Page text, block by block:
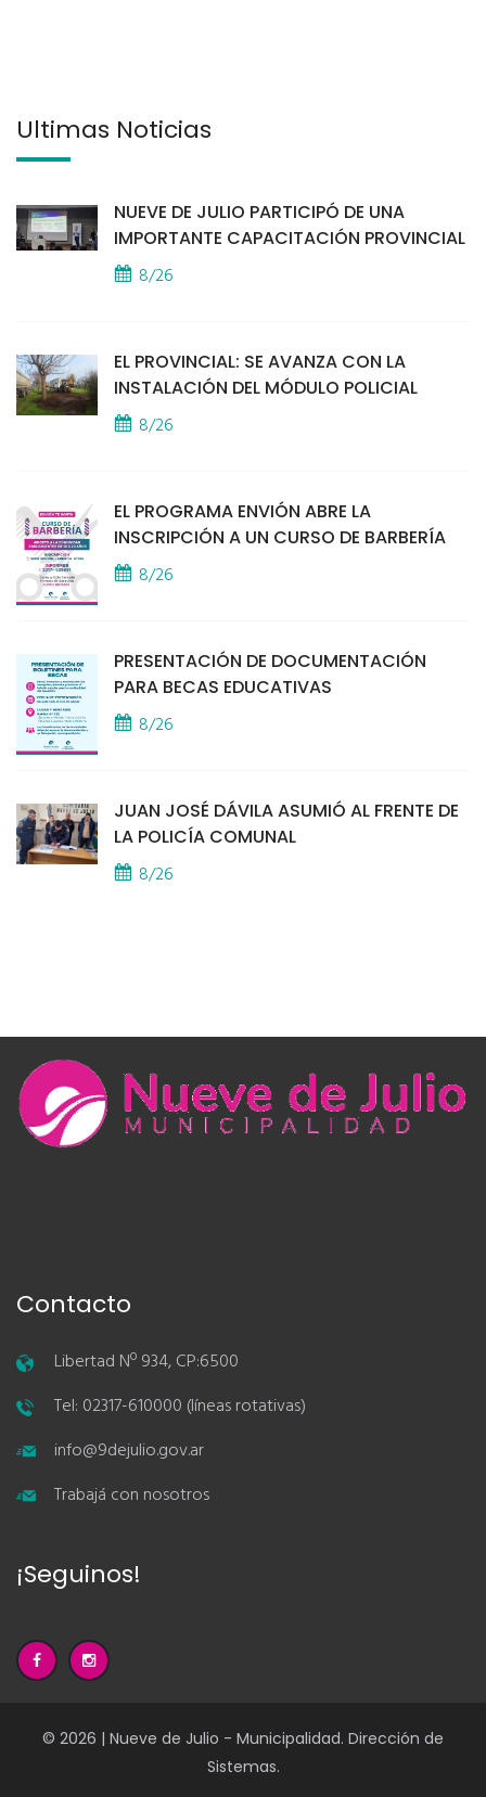
Últimas Noticias
NUEVE DE JULIO PARTICIPÓ DE UNA
IMPORTANTE CAPACITACIÓN PROVINCIAL
8/26
EL PROVINCIAL: SE AVANZA CON LA
INSTALACIÓN DEL MÓDULO POLICIAL
8/26
EL PROGRAMA ENVIÓN ABRE LA
INSCRIPCIÓN A UN CURSO DE BARBERÍA
8/26
PRESENTACIÓN DE DOCUMENTACIÓN
PARA BECAS EDUCATIVAS
8/26
JUAN JOSÉ DÁVILA ASUMIÓ AL FRENTE DE
LA POLICÍA COMUNAL
8/26
Contacto
Libertad Nº 934, CP:6500
Tel: 02317-610000 (líneas rotativas)
info@9dejulio.gov.ar
Trabajá con nosotros
¡Seguinos!
© 2026 | Nueve de Julio - Municipalidad. Dirección de
Sistemas.